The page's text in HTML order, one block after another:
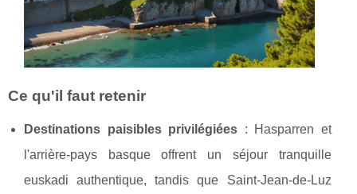
Ce qu'il faut retenir
Destinations paisibles privilégiées : Hasparren et
l'arrière-pays basque offrent un séjour tranquille
euskadi authentique, tandis que Saint-Jean-de-Luz